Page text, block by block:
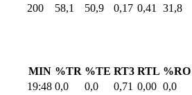
200 58,1 50,9 0,17 0,41 31,8
MIN %TR %TE RT3 RTL %RO
19:48 0,0 0,0 0,71 0,00 0,0